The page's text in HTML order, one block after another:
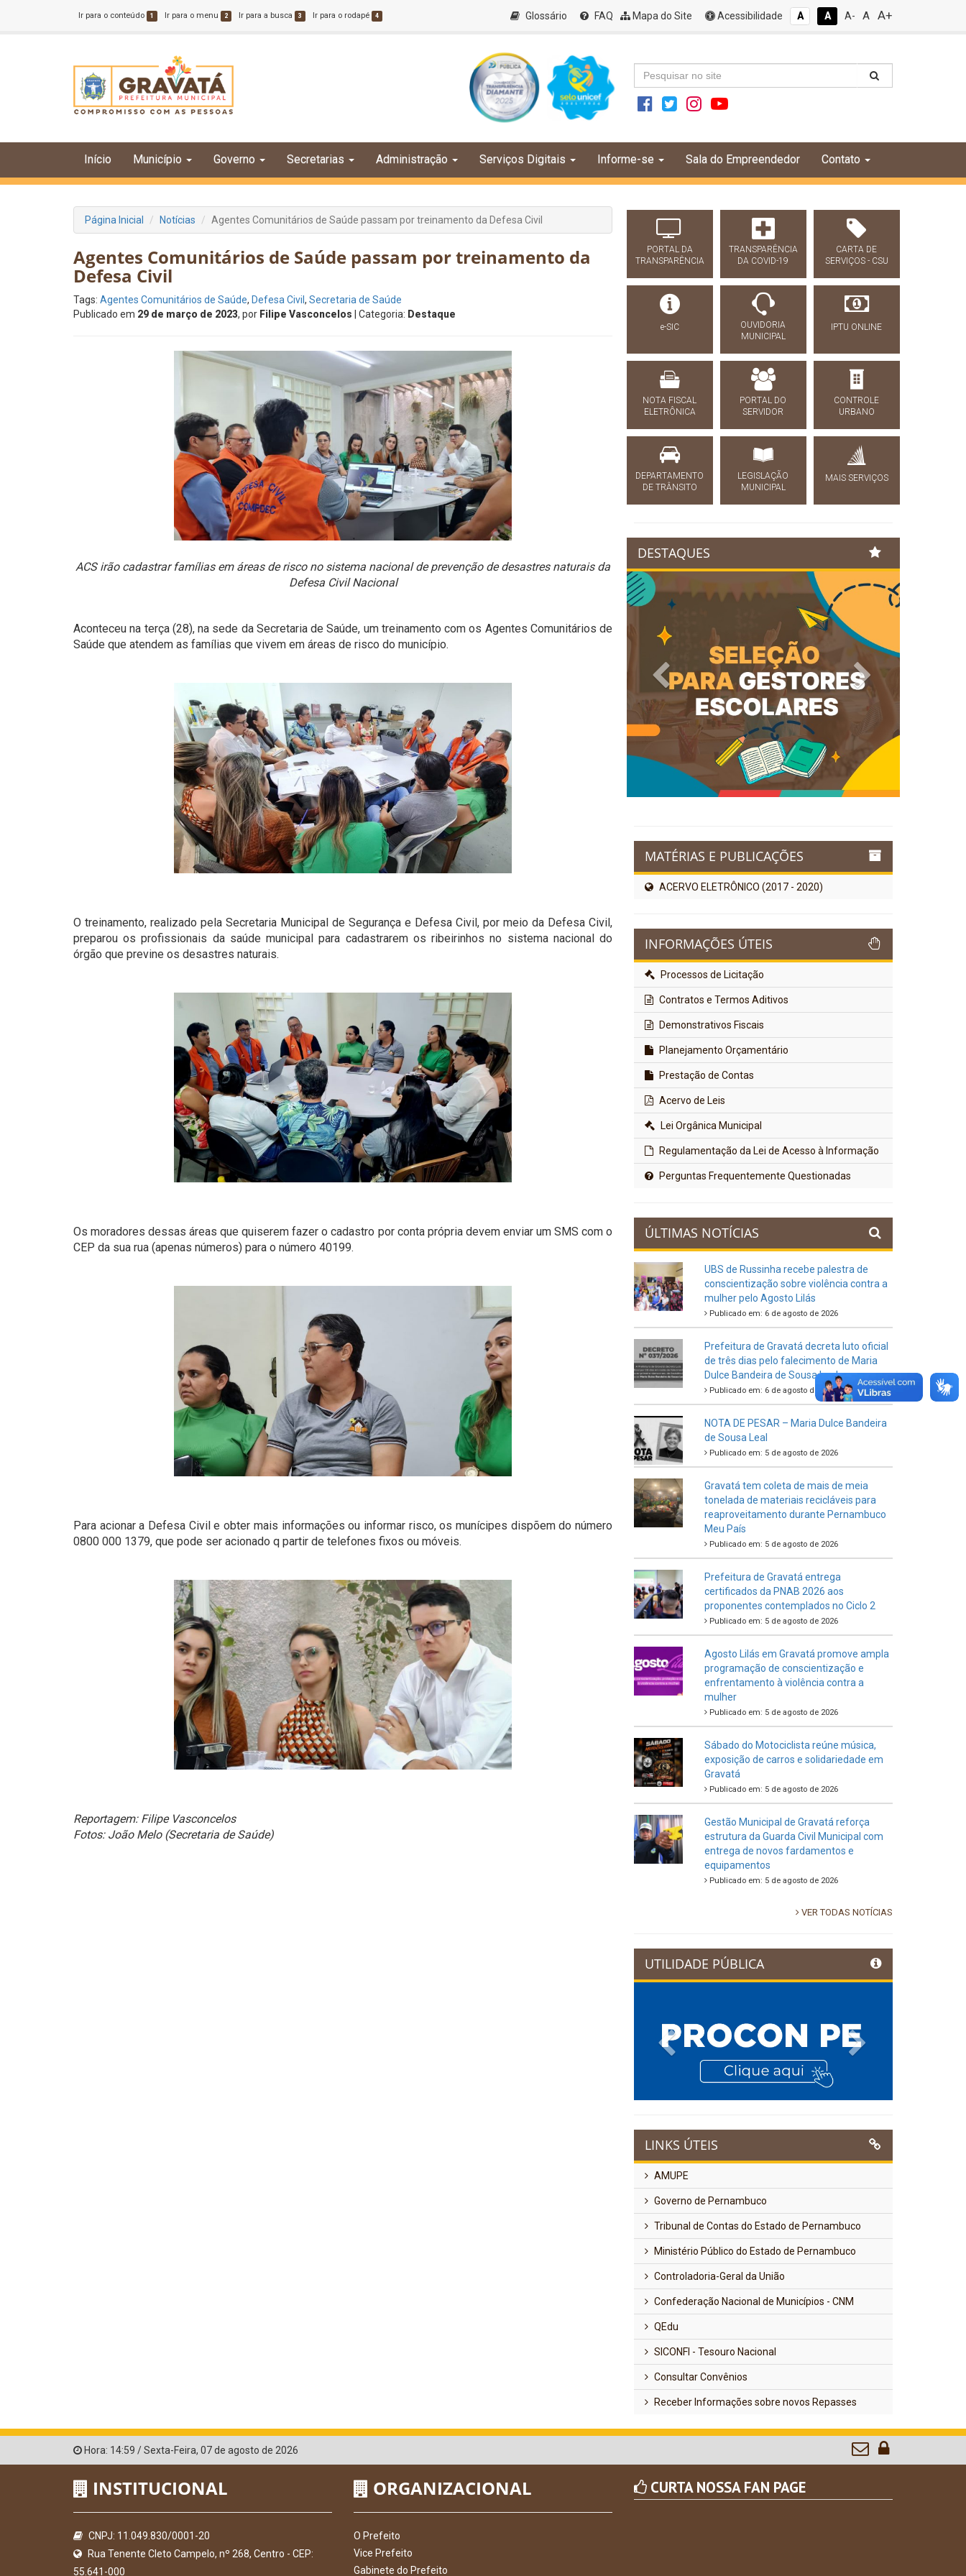
Ir para o conteúdo 1 Ir para o menu 2 Ir para a busca 3 Ir para o rodapé 4 Glossário FAQ Mapa do Site Acessibilidade A A A- A A+
Início Município Governo Secretarias Administração Serviços Digitais Informe-se Sala do Empreendedor Contato
Página Inicial Notícias Agentes Comunitários de Saúde passam por treinamento da Defesa Civil
Agentes Comunitários de Saúde passam por treinamento da
Defesa Civil
Tags: Agentes Comunitários de Saúde, Defesa Civil , Secretaria de Saúde
Publicado em 29 de março de 2023, por Filipe Vasconcelos | Categoria: Destaque
ACS irão cadastrar famílias em áreas de risco no sistema nacional de prevenção de desastres naturais da
Defesa Civil Nacional
Aconteceu na terça (28), na sede da Secretaria de Saúde, um treinamento com os Agentes Comunitários de
Saúde que atendem as famílias que vivem em áreas de risco do município.
O treinamento, realizado pela Secretaria Municipal de Segurança e Defesa Civil, por meio da Defesa Civil,
preparou os profissionais da saúde municipal para cadastrarem os ribeirinhos no sistema nacional do
órgão que previne os desastres naturais.
Os moradores dessas áreas que quiserem fazer o cadastro por conta própria devem enviar um SMS com o
CEP da sua rua (apenas números) para o número 40199.
Para acionar a Defesa Civil e obter mais informações ou informar risco, os munícipes dispõem do número
0800 000 1379, que pode ser acionado q partir de telefones fixos ou móveis.
Reportagem: Filipe Vasconcelos
Fotos: João Melo (Secretaria de Saúde)
PORTAL DA
TRANSPARÊNCIA
TRANSPARÊNCIA
DA COVID-19
CARTA DE
SERVIÇOS - CSU
e-SIC
OUVIDORIA
MUNICIPAL
IPTU ONLINE
NOTA FISCAL
ELETRÔNICA
PORTAL DO
SERVIDOR
CONTROLE
URBANO
DEPARTAMENTO
DE TRÂNSITO
LEGISLAÇÃO
MUNICIPAL
MAIS SERVIÇOS
DESTAQUES
Previous Next
MATÉRIAS E PUBLICAÇÕES
ACERVO ELETRÔNICO (2017 - 2020)
INFORMAÇÕES ÚTEIS
Processos de Licitação
Contratos e Termos Aditivos
Demonstrativos Fiscais
Planejamento Orçamentário
Prestação de Contas
Acervo de Leis
Lei Orgânica Municipal
Regulamentação da Lei de Acesso à Informação
Perguntas Frequentemente Questionadas
ÚLTIMAS NOTÍCIAS
UBS de Russinha recebe palestra de
conscientização sobre violência contra a
mulher pelo Agosto Lilás
Publicado em: 6 de agosto de 2026
Prefeitura de Gravatá decreta luto oficial
de três dias pelo falecimento de Maria
Dulce Bandeira de Sousa Leal
Publicado em: 6 de agosto de 2026
NOTA DE PESAR – Maria Dulce Bandeira
de Sousa Leal
Publicado em: 5 de agosto de 2026
Gravatá tem coleta de mais de meia
tonelada de materiais recicláveis para
reaproveitamento durante Pernambuco
Meu País
Publicado em: 5 de agosto de 2026
Prefeitura de Gravatá entrega
certificados da PNAB 2026 aos
proponentes contemplados no Ciclo 2
Publicado em: 5 de agosto de 2026
Agosto Lilás em Gravatá promove ampla
programação de conscientização e
enfrentamento à violência contra a
mulher
Publicado em: 5 de agosto de 2026
Sábado do Motociclista reúne música,
exposição de carros e solidariedade em
Gravatá
Publicado em: 5 de agosto de 2026
Gestão Municipal de Gravatá reforça
estrutura da Guarda Civil Municipal com
entrega de novos fardamentos e
equipamentos
Publicado em: 5 de agosto de 2026
VER TODAS NOTÍCIAS
UTILIDADE PÚBLICA
Previous
LINKS ÚTEIS
AMUPE
Governo de Pernambuco
Tribunal de Contas do Estado de Pernambuco
Ministério Público do Estado de Pernambuco
Controladoria-Geral da União
Confederação Nacional de Municípios - CNM
QEdu
SICONFI - Tesouro Nacional
Consultar Convênios
Receber Informações sobre novos Repasses
Hora: 14:59 /Sexta-Feira, 07 de agosto de 2026
INSTITUCIONAL
CNPJ: 11.049.830/0001-20
Rua Tenente Cleto Campelo, nº 268, Centro - CEP:
55.641-000
ORGANIZACIONAL
O Prefeito
Vice Prefeito
Gabinete do Prefeito
CURTA NOSSA FAN PAGE